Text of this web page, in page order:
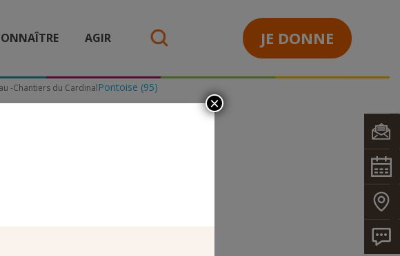
AGIR JE DONNE
Pontoise (95)
-Chantiers du Cardinal
DU
×